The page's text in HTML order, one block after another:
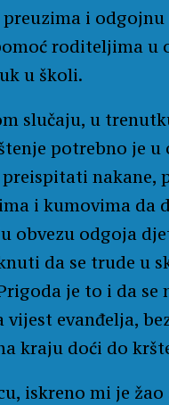
preuzima i odgojnu
roditeljima u
u školi.
slučaju, u
potrebno je u
nakane,
i kumovima da
obvezu odgoja
da se trude u
je to i da se
vijest evanđelja,
kraju doći do
iskreno mi je